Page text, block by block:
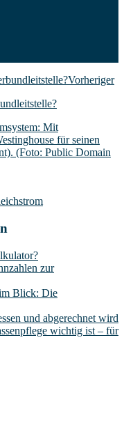
Vorheriger
zur
Blick: Die
und abgerechnet wird
wichtig ist – für